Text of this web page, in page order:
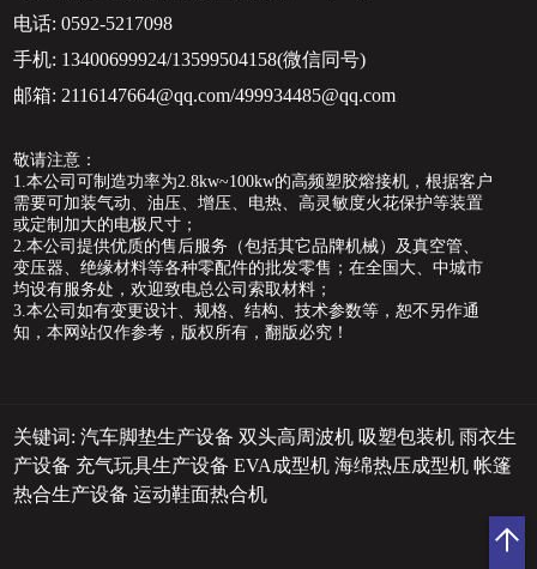
电话:0592-5217098
手机: 13400699924/13599504158(微信同号)
邮箱: 2116147664@qq.com/499934485@qq.com
敬请注意：
1.本公司可制造功率为2.8kw~100kw的高频塑胶熔接机，根据客户
需要可加装气动、油压、增压、电热、高灵敏度火花保护等装置
或定制加大的电极尺寸；
2.本公司提供优质的售后服务（包括其它品牌机械）及真空管、
变压器、绝缘材料等各种零配件的批发零售；在全国大、中城市
均设有服务处，欢迎致电总公司索取材料；
3.本公司如有变更设计、规格、结构、技术参数等，恕不另作通
知，本网站仅作参考，版权所有，翻版必究！
关键词:汽车脚垫生产设备 双头高周波机 吸塑包装机 雨衣生
产设备 充气玩具生产设备 EVA成型机 海绵热压成型机 帐篷
热合生产设备 运动鞋面热合机